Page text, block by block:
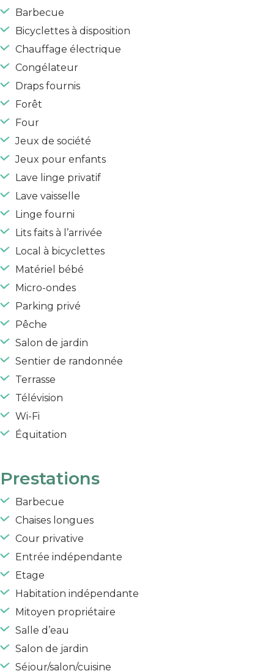
Barbecue
Bicyclettes à disposition
Chauffage électrique
Congélateur
Draps fournis
Forêt
Four
Jeux de société
Jeux pour enfants
Lave linge privatif
Lave vaisselle
Linge fourni
Lits faits à l’arrivée
Local à bicyclettes
Matériel bébé
Micro-ondes
Parking privé
Pêche
Salon de jardin
Sentier de randonnée
Terrasse
Télévision
Wi-Fi
Équitation
Prestations
Barbecue
Chaises longues
Cour privative
Entrée indépendante
Etage
Habitation indépendante
Mitoyen propriétaire
Salle d’eau
Salon de jardin
Séjour/salon/cuisine